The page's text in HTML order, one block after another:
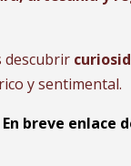
descubrir
y sentimental.
En breve enlace